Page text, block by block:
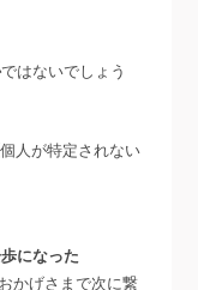
ではないでしょう
人が特定されない
になった
かげさまで次に繋